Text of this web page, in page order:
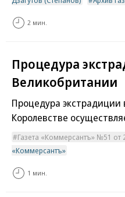
2 мин.
Процедура
Великобритании
Процедура экстрадиции
Королевстве
Газета «Коммерсантъ» №51 от
«Коммерсантъ»
1 мин.